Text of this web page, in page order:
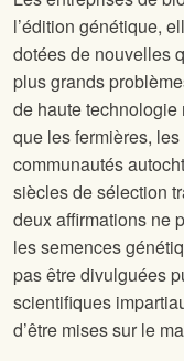
l’édition génétique,
dotées de nouvelles
plus grands
de haute
que les fermières,
communautés
siècles de sélection
deux affirmations ne
les semences
pas être divulguées
scientifiques
d’être mises sur le